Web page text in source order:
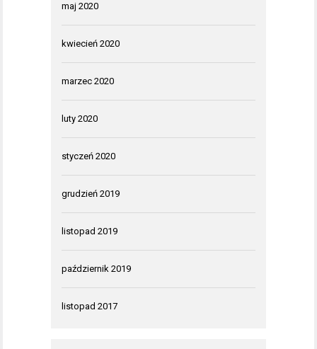
maj 2020
kwiecień 2020
marzec 2020
luty 2020
styczeń 2020
grudzień 2019
listopad 2019
październik 2019
listopad 2017